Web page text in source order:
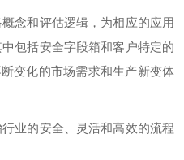
念和评估逻辑，为相应的应用
包括安全字段箱和客户特定的
变化的市场需求和生产新变体
业的安全、灵活和高效的流程